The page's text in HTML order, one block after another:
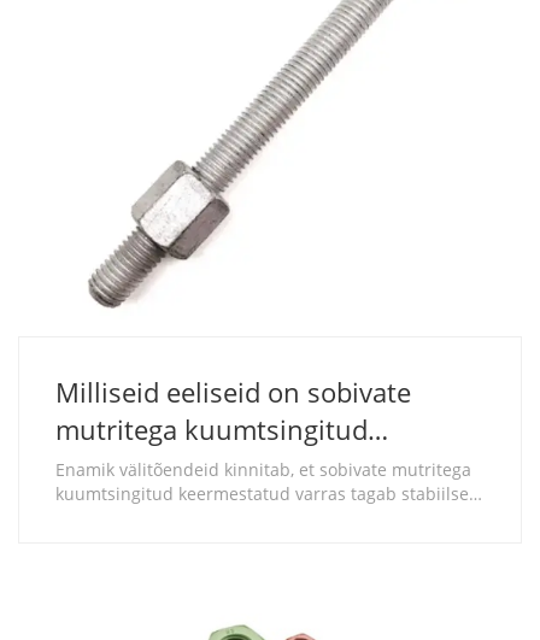
Milliseid eeliseid on sobivate
mutritega kuumtsingitud
keermestatud vardadel tsingitud
toodete värviga võrreldes?
Enamik välitõendeid kinnitab, et sobivate mutritega
kuumtsingitud keermestatud varras tagab stabiilse